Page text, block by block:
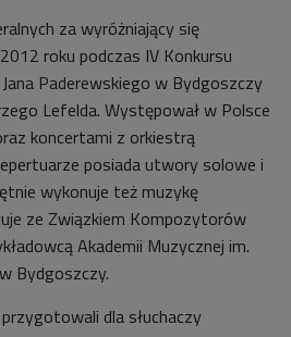
za wyróżniający się
roku podczas IV Konkursu
Paderewskiego w Bydgoszczy
Lefelda. Występował w Polsce
koncertami z orkiestrą
posiada utwory solowe i
wykonuje też muzykę
ze Związkiem Kompozytorów
Akademii Muzycznej im.
Bydgoszczy.
dla słuchaczy